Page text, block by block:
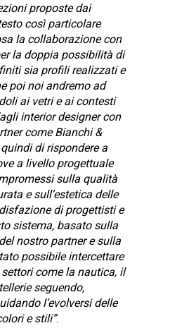
proposte dai
così particolare
la collaborazione con
la doppia possibilità di
sia profili realizzati e
poi noi andremo ad
ai vetri e ai contesti
interior designer con
come Bianchi &
di rispondere a
a livello progettuale
sulla qualità
e sull’estetica delle
di progettisti e
sistema, basato sulla
nostro partner e sulla
possibile intercettare
come la nautica, il
seguendo,
l’evolversi delle
e stili”.